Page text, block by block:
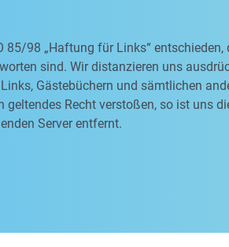
98 „Haftung für Links“
sind. Wir distanzieren uns
Gästebüchern und sämtlichen
geltendes Recht verstoßen, so ist uns
Server entfernt.